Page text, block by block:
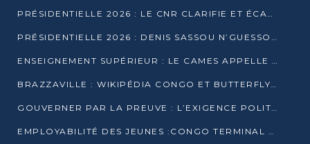
PRÉSIDENTIELLE 2026 : LE CNR CLARIFIE ET ÉCARTE LA CANDIDATURE DU PASTEUR NTUMI
PRÉSIDENTIELLE 2026 : DENIS SASSOU N’GUESSO ANNONCE OFFICIELLEMENT SA CANDIDATURE
ENSEIGNEMENT SUPÉRIEUR : LE CAMES APPELLE À UNE UNIVERSITÉ AFRICAINE AXÉE SUR L’EMPLOYABILITÉ
BRAZZAVILLE : WIKIPÉDIA CONGO ET BUTTERFLY SCELLENT UN PARTENARIAT POUR STRUCTURER LE BÉNÉVOLAT NUMÉRIQUE
GOUVERNER PAR LA PREUVE : L’EXIGENCE POLITIQUE DU XXIᵉ SIÈCLE
EMPLOYABILITÉ DES JEUNES :CONGO TERMINAL S’ALLIE À L’ESCIC POUR RAPPROCHER L’ÉCOLE DU TERRAIN